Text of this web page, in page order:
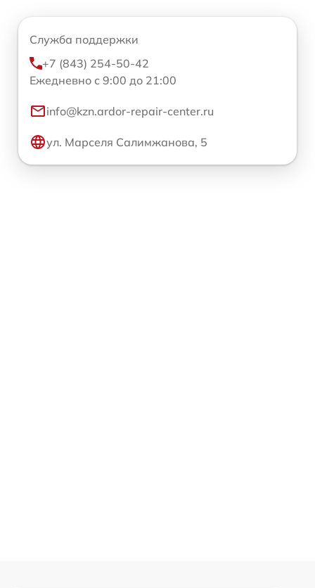
Служба поддержки
+7 (843) 254-50-42
Ежедневно с 9:00 до 21:00
info@kzn.ardor-repair-center.ru
ул. Марселя Салимжанова, 5